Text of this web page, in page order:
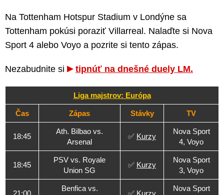
Na Tottenham Hotspur Stadium v Londýne sa
Tottenham pokúsi poraziť Villarreal. Nalaďte si Nova
Sport 4 alebo Voyo a pozrite si tento zápas.
Nezabudnite si tipnúť na dnešné duely LM.
Liga majstrov: Európa
Čas Zápas Stávky TV
18:45
Ath. Bilbao vs.
Arsenal
✅ Kurzy
Nova Sport
4, Voyo
18:45
PSV vs. Royale
Union SG
✅ Kurzy
Nova Sport
3, Voyo
Benfica vs.
Nova Sport